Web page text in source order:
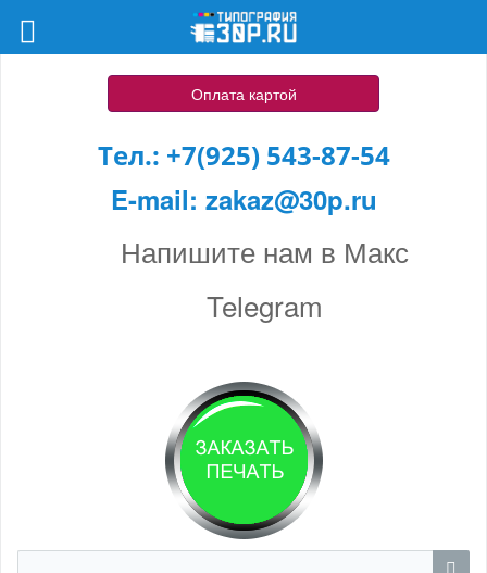
Оплата картой
Тел.: +7(925) 543-87-54
E-mail: zakaz@30p.ru
Напишите нам в Макс
Telegram